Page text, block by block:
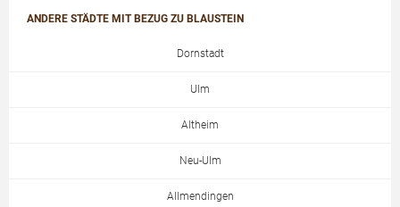
ANDERE STÄDTE MIT BEZUG ZU BLAUSTEIN
Dornstadt
Ulm
Altheim
Neu-Ulm
Allmendingen